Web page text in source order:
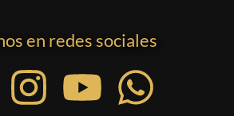
en redes sociales